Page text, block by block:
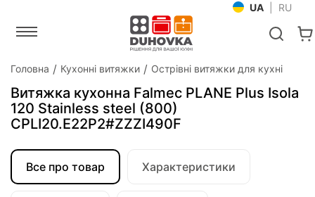
UA RU
Головна Кухонні витяжки Острівні витяжки для кухні
Витяжка кухонна Falmec PLANE Plus Isola
120 Stainless steel (800)
CPLI20.E22P2#ZZZI490F
Все про товар Характеристики